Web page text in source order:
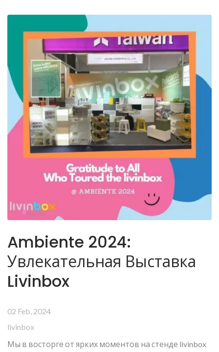
Ambiente 2024:
Увлекательная Выставка
Livinbox
02 Feb, 2024
livinbox
Мы в восторге от ярких моментов на стенде livinbox